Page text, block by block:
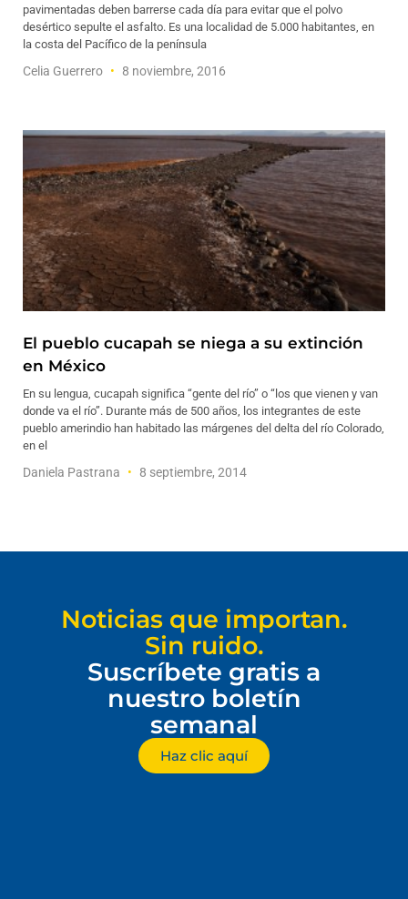
pavimentadas deben barrerse cada día para evitar que el polvo
desértico sepulte el asfalto. Es una localidad de 5.000 habitantes, en
la costa del Pacífico de la península
Celia Guerrero 8 noviembre, 2016
El pueblo cucapah se niega a su extinción
en México
En su lengua, cucapah significa “gente del río” o “los que vienen y van
donde va el río”. Durante más de 500 años, los integrantes de este
pueblo amerindio han habitado las márgenes del delta del río Colorado,
en el
Daniela Pastrana 8 septiembre, 2014
Noticias que importan.
Sin ruido.
Suscríbete gratis a
nuestro boletín
semanal
Haz clic aquí